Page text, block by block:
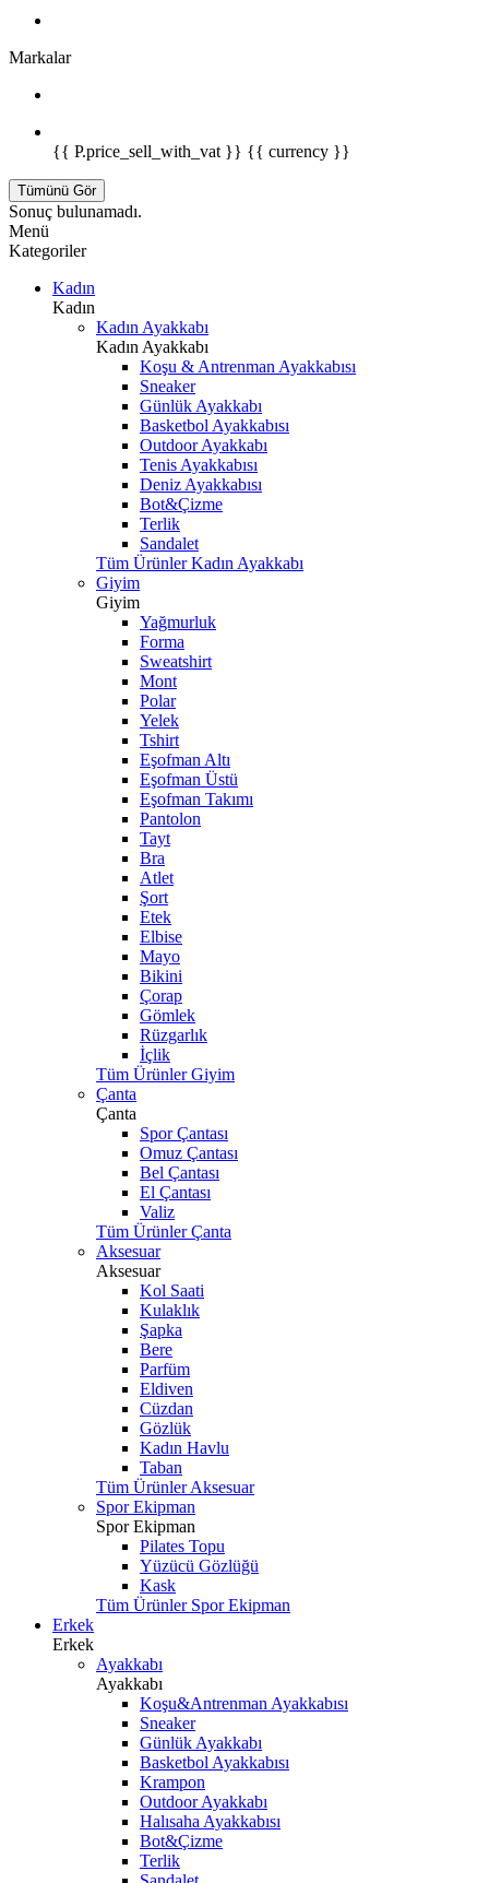
Markalar
{{ P.price_sell_with_vat }} {{ currency }}
Tümünü Gör
Sonuç bulunamadı.
Menü
Kategoriler
Kadın
Kadın
Kadın Ayakkabı
Kadın Ayakkabı
Koşu & Antrenman Ayakkabısı
Sneaker
Günlük Ayakkabı
Basketbol Ayakkabısı
Outdoor Ayakkabı
Tenis Ayakkabısı
Deniz Ayakkabısı
Bot&Çizme
Terlik
Sandalet
Tüm Ürünler Kadın Ayakkabı
Giyim
Giyim
Yağmurluk
Forma
Sweatshirt
Mont
Polar
Yelek
Tshirt
Eşofman Altı
Eşofman Üstü
Eşofman Takımı
Pantolon
Tayt
Bra
Atlet
Şort
Etek
Elbise
Mayo
Bikini
Çorap
Gömlek
Rüzgarlık
İçlik
Tüm Ürünler Giyim
Çanta
Çanta
Spor Çantası
Omuz Çantası
Bel Çantası
El Çantası
Valiz
Tüm Ürünler Çanta
Aksesuar
Aksesuar
Kol Saati
Kulaklık
Şapka
Bere
Parfüm
Eldiven
Cüzdan
Gözlük
Kadın Havlu
Taban
Tüm Ürünler Aksesuar
Spor Ekipman
Spor Ekipman
Pilates Topu
Yüzücü Gözlüğü
Kask
Tüm Ürünler Spor Ekipman
Erkek
Erkek
Ayakkabı
Ayakkabı
Koşu&Antrenman Ayakkabısı
Sneaker
Günlük Ayakkabı
Basketbol Ayakkabısı
Krampon
Outdoor Ayakkabı
Halısaha Ayakkabısı
Bot&Çizme
Terlik